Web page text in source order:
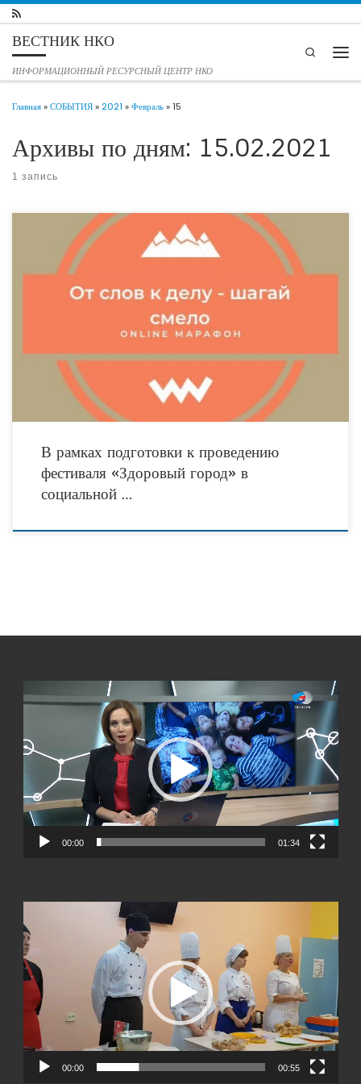
Перейти к содержимому
ВЕСТНИК НКО
ИНФОРМАЦИОННЫЙ РЕСУРСНЫЙ ЦЕНТР НКО
Search
Главная»СОБЫТИЯ»2021 »Февраль»15
Архивы по дням: 15.02.2021
1 запись
С 15 по 21 февраля в социальной сети Instagram проходит online марафон
«От слов к делу – шагай смело», направленный на вовлечение людей различных
В рамках подготовки к проведению
фестиваля «Здоровый город» в
социальной …
00:00 01:34
00:00 00:55